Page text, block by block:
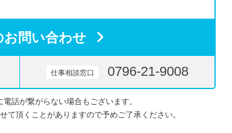
お問い合わせ
仕事相談窓口 0796-21-9008
話が繋がらない場合もございます。
て頂くことがありますので予めご了承ください。